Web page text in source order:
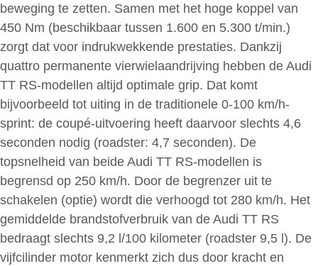
beweging te zetten. Samen met het hoge koppel van
450 Nm (beschikbaar tussen 1.600 en 5.300 t/min.)
zorgt dat voor indrukwekkende prestaties. Dankzij
quattro permanente vierwielaandrijving hebben de Audi
TT RS-modellen altijd optimale grip. Dat komt
bijvoorbeeld tot uiting in de traditionele 0-100 km/h-
sprint: de coupé-uitvoering heeft daarvoor slechts 4,6
seconden nodig (roadster: 4,7 seconden). De
topsnelheid van beide Audi TT RS-modellen is
begrensd op 250 km/h. Door de begrenzer uit te
schakelen (optie) wordt die verhoogd tot 280 km/h. Het
gemiddelde brandstofverbruik van de Audi TT RS
bedraagt slechts 9,2 l/100 kilometer (roadster 9,5 l). De
vijfcilinder motor kenmerkt zich dus door kracht en